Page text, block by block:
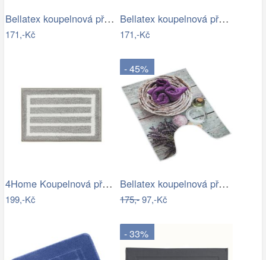
Bellatex koupelnová předložka BANY…
171,-Kč
Bellatex koupelnová předložka BANY…
171,-Kč
4Home Koupelnová předložka Grate, 40 x…
199,-Kč
- 45%
Bellatex koupelnová předložka 3D tisk…
175,-97,-Kč
- 33%